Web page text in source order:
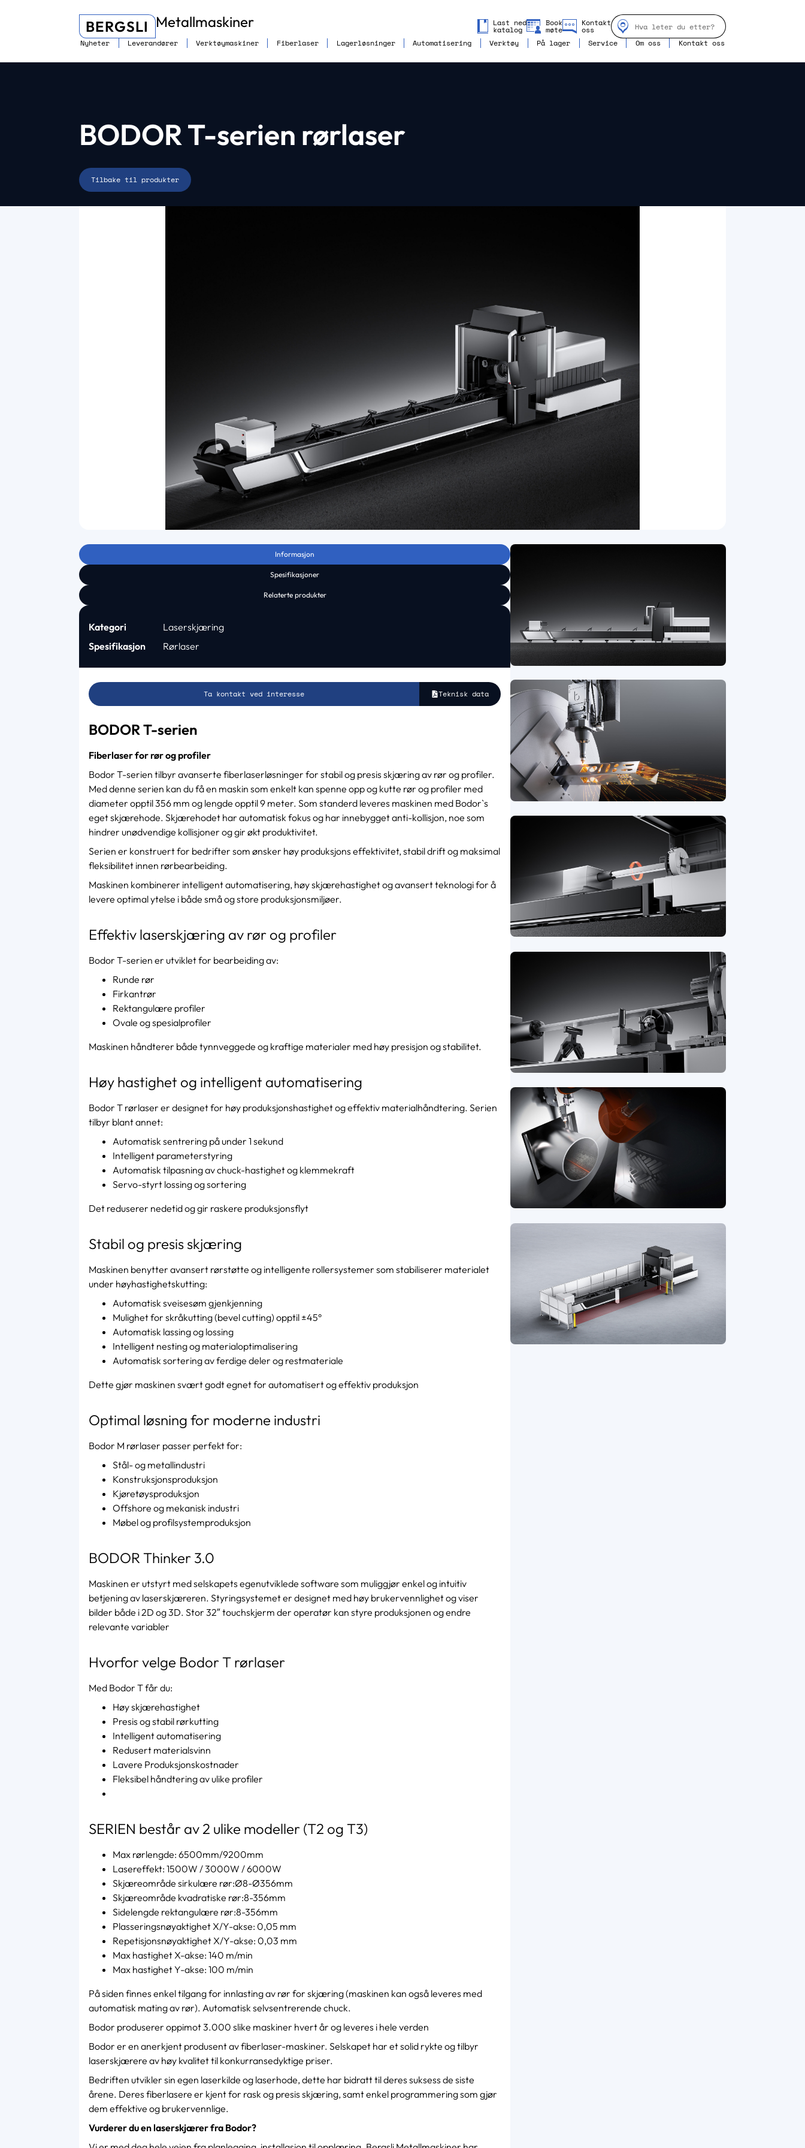
BERGSLI Metallmaskiner Last ned
katalog
Book
møte
Kontakt
oss
Nyheter
Leverandører Verktøymaskiner Fiberlaser Lagerløsninger Automatisering Verktøy På lager Service Om oss Kontakt oss
BODOR T-serien rørlaser
Tilbake til produkter
Informasjon
Spesifikasjoner
Relaterte produkter
Kategori
Laserskjæring
Spesifikasjon
Rørlaser
Ta kontakt ved interesse Teknisk data
BODOR T-serien
Fiberlaser for rør og profiler
Bodor T-serien tilbyr avanserte fiberlaserløsninger for stabil og presis skjæring av rør og profiler.
Med denne serien kan du få en maskin som enkelt kan spenne opp og kutte rør og profiler med
diameter opptil 356 mm og lengde opptil 9 meter. Som standerd leveres maskinen med Bodor`s
eget skjærehode. Skjærehodet har automatisk fokus og har innebygget anti-kollisjon, noe som
hindrer unødvendige kollisjoner og gir økt produktivitet.
Serien er konstruert for bedrifter som ønsker høy produksjons effektivitet, stabil drift og maksimal
fleksibilitet innen rørbearbeiding.
Maskinen kombinerer intelligent automatisering, høy skjærehastighet og avansert teknologi for å
levere optimal ytelse i både små og store produksjonsmiljøer.
Effektiv laserskjæring av rør og profiler
Bodor T-serien er utviklet for bearbeiding av:
Runde rør
Firkantrør
Rektangulære profiler
Ovale og spesialprofiler
Maskinen håndterer både tynnveggede og kraftige materialer med høy presisjon og stabilitet.
Høy hastighet og intelligent automatisering
Bodor T rørlaser er designet for høy produksjonshastighet og effektiv materialhåndtering. Serien
tilbyr blant annet:
Automatisk sentrering på under 1 sekund
Intelligent parameterstyring
Automatisk tilpasning av chuck-hastighet og klemmekraft
Servo-styrt lossing og sortering
Det reduserer nedetid og gir raskere produksjonsflyt
Stabil og presis skjæring
Maskinen benytter avansert rørstøtte og intelligente rollersystemer som stabiliserer materialet
under høyhastighetskutting:
Automatisk sveisesøm gjenkjenning
Mulighet for skråkutting (bevel cutting) opptil ±45°
Automatisk lassing og lossing
Intelligent nesting og materialoptimalisering
Automatisk sortering av ferdige deler og restmateriale
Dette gjør maskinen svært godt egnet for automatisert og effektiv produksjon
Optimal løsning for moderne industri
Bodor M rørlaser passer perfekt for:
Stål- og metallindustri
Konstruksjonsproduksjon
Kjøretøysproduksjon
Offshore og mekanisk industri
Møbel og profilsystemproduksjon
BODOR Thinker 3.0
Maskinen er utstyrt med selskapets egenutviklede software som muliggjør enkel og intuitiv
betjening av laserskjæreren. Styringsystemet er designet med høy brukervennlighet og viser
bilder både i 2D og 3D. Stor 32″ touchskjerm der operatør kan styre produksjonen og endre
relevante variabler
Hvorfor velge Bodor T rørlaser
Med Bodor T får du:
Høy skjærehastighet
Presis og stabil rørkutting
Intelligent automatisering
Redusert materialsvinn
Lavere Produksjonskostnader
Fleksibel håndtering av ulike profiler
SERIEN består av 2 ulike modeller (T2 og T3)
Max rørlengde: 6500mm/9200mm
Lasereffekt: 1500W / 3000W / 6000W
Skjæreområde sirkulære rør:Ø8-Ø356mm
Skjæreområde kvadratiske rør:8-356mm
Sidelengde rektangulære rør:8-356mm
Plasseringsnøyaktighet X/Y-akse: 0,05 mm
Repetisjonsnøyaktighet X/Y-akse: 0,03 mm
Max hastighet X-akse: 140 m/min
Max hastighet Y-akse: 100 m/min
På siden finnes enkel tilgang for innlasting av rør for skjæring (maskinen kan også leveres med
automatisk mating av rør). Automatisk selvsentrerende chuck.
Bodor produserer oppimot 3.000 slike maskiner hvert år og leveres i hele verden
Bodor er en anerkjent produsent av fiberlaser-maskiner. Selskapet har et solid rykte og tilbyr
laserskjærere av høy kvalitet til konkurransedyktige priser.
Bedriften utvikler sin egen laserkilde og laserhode, dette har bidratt til deres suksess de siste
årene. Deres fiberlasere er kjent for rask og presis skjæring, samt enkel programmering som gjør
dem effektive og brukervennlige.
Vurderer du en laserskjærer fra Bodor?